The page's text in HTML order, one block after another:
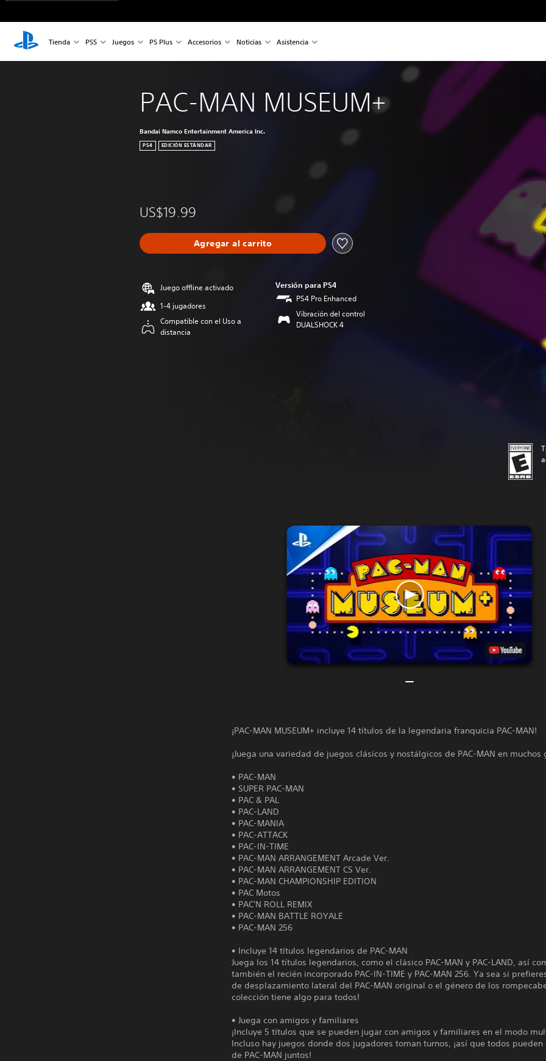
Tienda PS5 Juegos PS Plus Accesorios Noticias Asistencia
PAC-MAN MUSEUM+
Bandai Namco Entertainment America Inc.
PS4 EDICIÓN ESTÁNDAR
US$19.99
Agregar al carrito
Juego offline activado
1-4 jugadores
Compatible con el Uso a
distancia
Versión para PS4
PS4 Pro Enhanced
Vibración del control
DUALSHOCK 4
¡PAC-MAN MUSEUM+ incluye 14 títulos de la legendaria franquicia PAC-MAN!
¡Juega una variedad de juegos clásicos y nostálgicos de PAC-MAN en muchos
• PAC-MAN
• SUPER PAC-MAN
• PAC & PAL
• PAC-LAND
• PAC-MANIA
• PAC-ATTACK
• PAC-IN-TIME
• PAC-MAN ARRANGEMENT Arcade Ver.
• PAC-MAN ARRANGEMENT CS Ver.
• PAC-MAN CHAMPIONSHIP EDITION
• PAC Motos
• PAC'N ROLL REMIX
• PAC-MAN BATTLE ROYALE
• PAC-MAN 256
• Incluye 14 títulos legendarios de PAC-MAN
Juega los 14 títulos legendarios, como el clásico PAC-MAN y PAC-LAND, así
también el recién incorporado PAC-IN-TIME y PAC-MAN 256. Ya sea si
de desplazamiento lateral del PAC-MAN original o el género de los
colección tiene algo para todos!
• Juega con amigos y familiares
¡Incluye 5 títulos que se pueden jugar con amigos y familiares en el modo
Incluso hay juegos donde dos jugadores toman turnos, ¡así que todos
de PAC-MAN juntos!